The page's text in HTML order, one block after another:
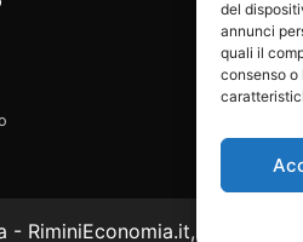
del
annunci
quali il
consenso o
- RiminiEconomia.it, tutti i